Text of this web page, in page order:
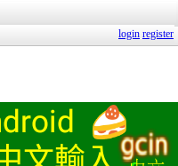
login register